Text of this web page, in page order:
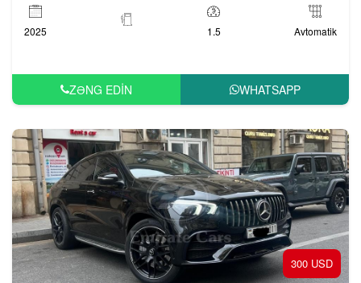
2025 1.5 Avtomatik
ZƏNG EDIN WHATSAPP
300 USD